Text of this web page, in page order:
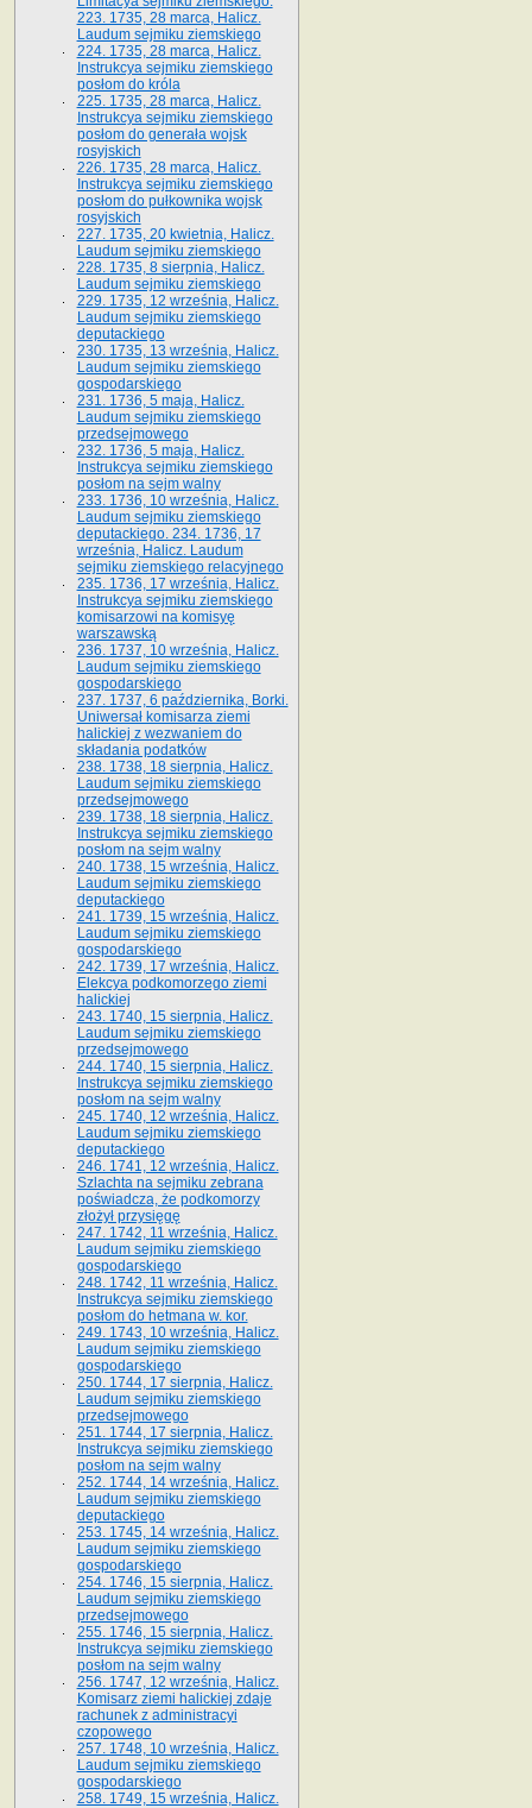
223. 1735, 28 marca, Halicz.
Laudum sejmiku ziemskiego
224. 1735, 28 marca, Halicz.
Instrukcya sejmiku ziemskiego
posłom do króla
225. 1735, 28 marca, Halicz.
Instrukcya sejmiku ziemskiego
posłom do generała wojsk
rosyjskich
226. 1735, 28 marca, Halicz.
Instrukcya sejmiku ziemskiego
posłom do pułkownika wojsk
rosyjskich
227. 1735, 20 kwietnia, Halicz.
Laudum sejmiku ziemskiego
228. 1735, 8 sierpnia, Halicz.
Laudum sejmiku ziemskiego
229. 1735, 12 września, Halicz.
Laudum sejmiku ziemskiego
deputackiego
230. 1735, 13 września, Halicz.
Laudum sejmiku ziemskiego
gospodarskiego
231. 1736, 5 maja, Halicz.
Laudum sejmiku ziemskiego
przedsejmowego
232. 1736, 5 maja, Halicz.
Instrukcya sejmiku ziemskiego
posłom na sejm walny
233. 1736, 10 września, Halicz.
Laudum sejmiku ziemskiego
deputackiego. 234. 1736, 17
września, Halicz. Laudum
sejmiku ziemskiego relacyjnego
235. 1736, 17 września, Halicz.
Instrukcya sejmiku ziemskiego
komisarzowi na komisyę
warszawską
236. 1737, 10 września, Halicz.
Laudum sejmiku ziemskiego
gospodarskiego
237. 1737, 6 października, Borki.
Uniwersał komisarza ziemi
halickiej z wezwaniem do
składania podatków
238. 1738, 18 sierpnia, Halicz.
Laudum sejmiku ziemskiego
przedsejmowego
239. 1738, 18 sierpnia, Halicz.
Instrukcya sejmiku ziemskiego
posłom na sejm walny
240. 1738, 15 września, Halicz.
Laudum sejmiku ziemskiego
deputackiego
241. 1739, 15 września, Halicz.
Laudum sejmiku ziemskiego
gospodarskiego
242. 1739, 17 września, Halicz.
Elekcya podkomorzego ziemi
halickiej
243. 1740, 15 sierpnia, Halicz.
Laudum sejmiku ziemskiego
przedsejmowego
244. 1740, 15 sierpnia, Halicz.
Instrukcya sejmiku ziemskiego
posłom na sejm walny
245. 1740, 12 września, Halicz.
Laudum sejmiku ziemskiego
deputackiego
246. 1741, 12 września, Halicz.
Szlachta na sejmiku zebrana
poświadcza, że podkomorzy
złożył przysięgę
247. 1742, 11 września, Halicz.
Laudum sejmiku ziemskiego
gospodarskiego
248. 1742, 11 września, Halicz.
Instrukcya sejmiku ziemskiego
posłom do hetmana w. kor.
249. 1743, 10 września, Halicz.
Laudum sejmiku ziemskiego
gospodarskiego
250. 1744, 17 sierpnia, Halicz.
Laudum sejmiku ziemskiego
przedsejmowego
251. 1744, 17 sierpnia, Halicz.
Instrukcya sejmiku ziemskiego
posłom na sejm walny
252. 1744, 14 września, Halicz.
Laudum sejmiku ziemskiego
deputackiego
253. 1745, 14 września, Halicz.
Laudum sejmiku ziemskiego
gospodarskiego
254. 1746, 15 sierpnia, Halicz.
Laudum sejmiku ziemskiego
przedsejmowego
255. 1746, 15 sierpnia, Halicz.
Instrukcya sejmiku ziemskiego
posłom na sejm walny
256. 1747, 12 września, Halicz.
Komisarz ziemi halickiej zdaje
rachunek z administracyi
czopowego
257. 1748, 10 września, Halicz.
Laudum sejmiku ziemskiego
gospodarskiego
258. 1749, 15 września, Halicz.